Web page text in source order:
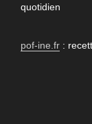
quotidien
pof-ine.fr :